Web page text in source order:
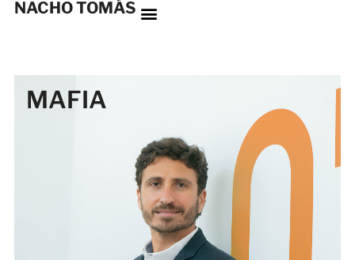
NACHO TOMÁS
MAFIA